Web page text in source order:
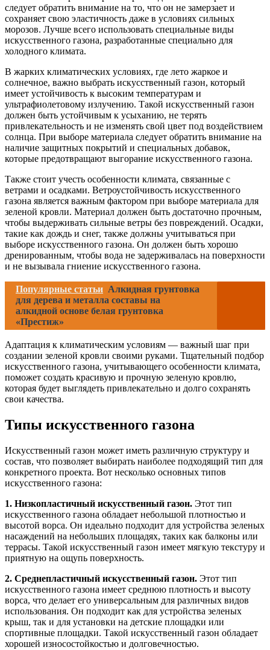
следует обратить внимание на то, что он не замерзает и
сохраняет свою эластичность даже в условиях сильных
морозов. Лучше всего использовать специальные виды
искусственного газона, разработанные специально для
холодного климата.
В жарких климатических условиях, где лето жаркое и
солнечное, важно выбрать искусственный газон, который
имеет устойчивость к высоким температурам и
ультрафиолетовому излучению. Такой искусственный газон
должен быть устойчивым к усыханию, не терять
привлекательность и не изменять свой цвет под воздействием
солнца. При выборе материала следует обратить внимание на
наличие защитных покрытий и специальных добавок,
которые предотвращают выгорание искусственного газона.
Также стоит учесть особенности климата, связанные с
ветрами и осадками. Ветроустойчивость искусственного
газона является важным фактором при выборе материала для
зеленой кровли. Материал должен быть достаточно прочным,
чтобы выдерживать сильные ветры без повреждений. Осадки,
такие как дождь и снег, также должны учитываться при
выборе искусственного газона. Он должен быть хорошо
дренированным, чтобы вода не задерживалась на поверхности
и не вызывала гниение искусственного газона.
Популярные статьи Алкидная грунтовка
для дерева и металла составы на
алкидной основе белая грунтовка
«Престиж»
Адаптация к климатическим условиям — важный шаг при
создании зеленой кровли своими руками. Тщательный подбор
искусственного газона, учитывающего особенности климата,
поможет создать красивую и прочную зеленую кровлю,
которая будет выглядеть привлекательно и долго сохранять
свои качества.
Типы искусственного газона
Искусственный газон может иметь различную структуру и
состав, что позволяет выбирать наиболее подходящий тип для
конкретного проекта. Вот несколько основных типов
искусственного газона:
1. Низкопластичный искусственный газон. Этот тип
искусственного газона обладает небольшой плотностью и
высотой ворса. Он идеально подходит для устройства зеленых
насаждений на небольших площадях, таких как балконы или
террасы. Такой искусственный газон имеет мягкую текстуру и
приятную на ощупь поверхность.
2. Среднепластичный искусственный газон. Этот тип
искусственного газона имеет среднюю плотность и высоту
ворса, что делает его универсальным для различных видов
использования. Он подходит как для устройства зеленых
крыш, так и для установки на детские площадки или
спортивные площадки. Такой искусственный газон обладает
хорошей износостойкостью и долговечностью.